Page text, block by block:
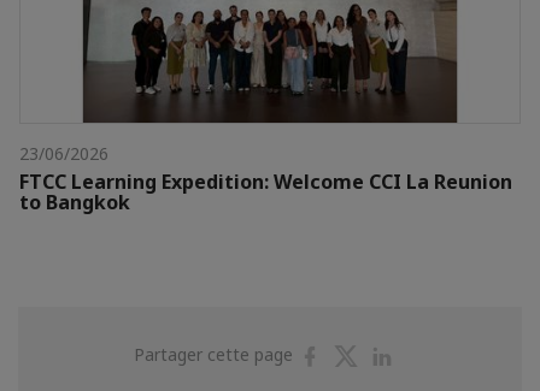
23/06/2026
FTCC Learning Expedition: Welcome CCI La Reunion
to Bangkok
Partager cette page
PartagerPartager